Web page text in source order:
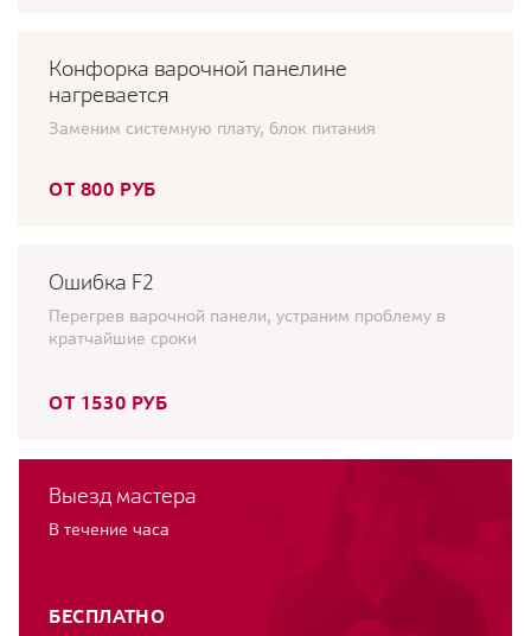
Конфорка варочной панелине
нагревается
Заменим системную плату, блок питания
ОТ 800 РУБ
Ошибка F2
Перегрев варочной панели, устраним проблему в
кратчайшие сроки
ОТ 1530 РУБ
Выезд мастера
В течение часа
БЕСПЛАТНО